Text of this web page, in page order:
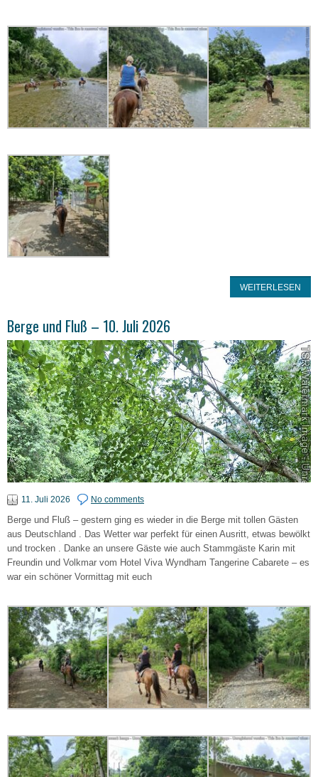
WEITERLESEN
Berge und Fluß – 10. Juli 2026
11. Juli 2026 No comments
Berge und Fluß – gestern ging es wieder in die Berge mit tollen Gästen
aus Deutschland . Das Wetter war perfekt für einen Ausritt, etwas bewölkt
und trocken . Danke an unsere Gäste wie auch Stammgäste Karin mit
Freundin und Volkmar vom Hotel Viva Wyndham Tangerine Cabarete – es
war ein schöner Vormittag mit euch